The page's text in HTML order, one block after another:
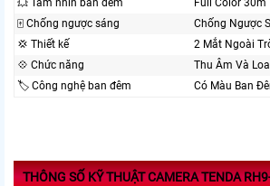
💥 Tầm nhìn ban đêm
Full Color 30m
🀄 Chống ngược sáng
Chống Ngược
💢 Thiết kế
2 Mắt Ngoài
💠 Chức năng
Thu Âm Và Loa
🏷 Công nghệ ban đêm
Có Màu Ban
THÔNG SỐ KỸ THUẬT CAMERA TENDA